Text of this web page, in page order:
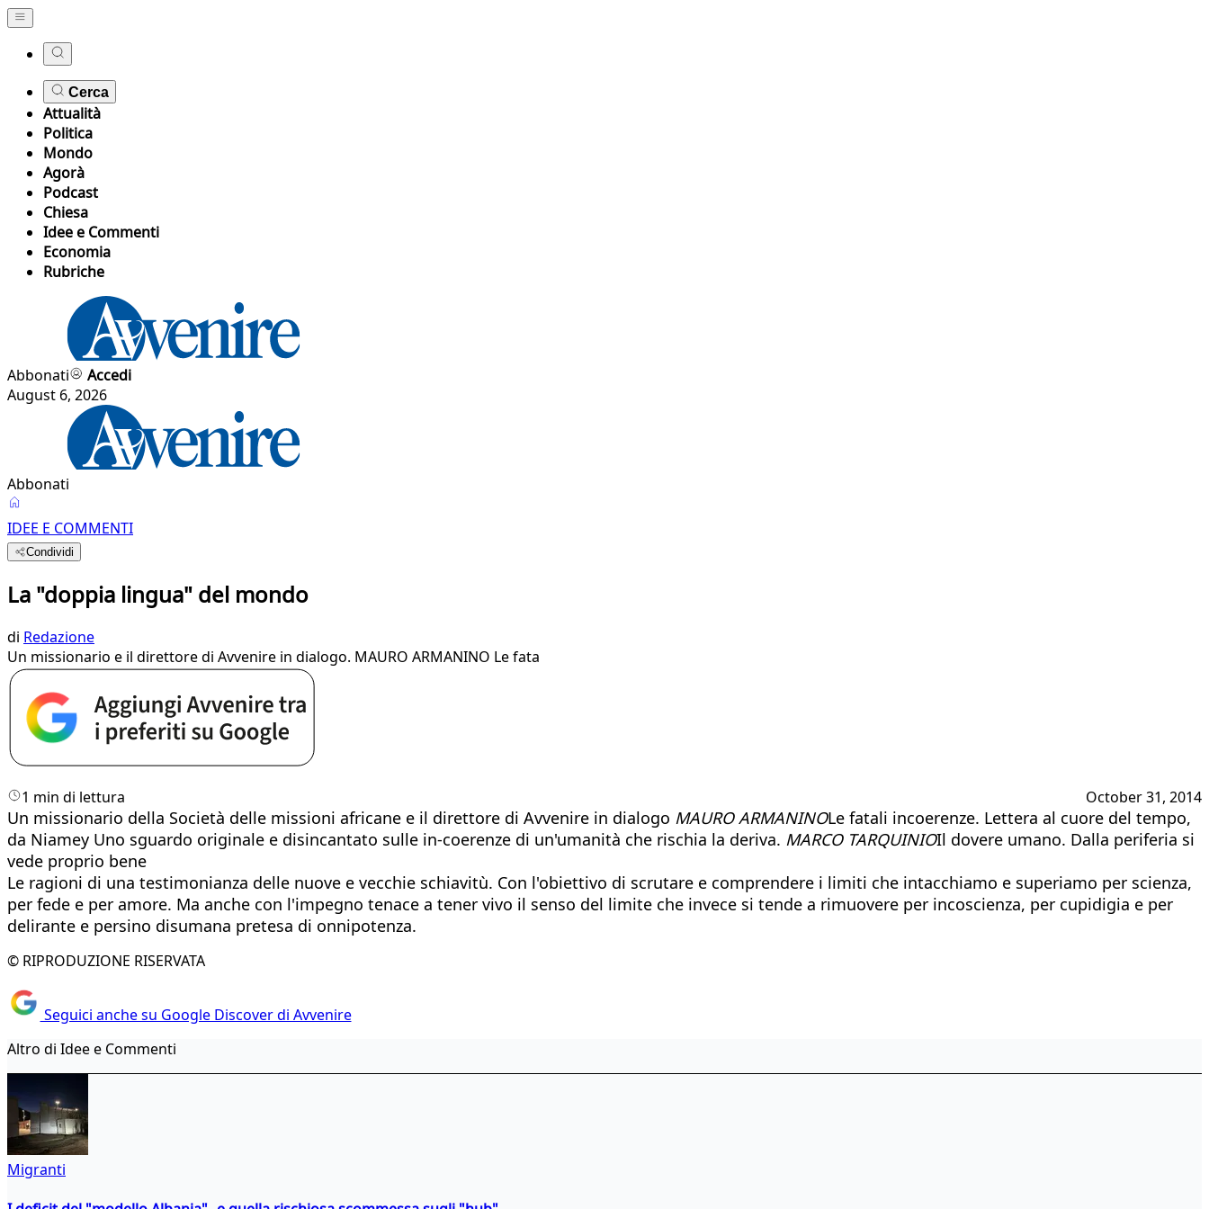
Cerca
Attualità
Politica
Mondo
Agorà
Podcast
Chiesa
Idee e Commenti
Economia
Rubriche
Abbonati
Accedi
August 6, 2026
Abbonati
IDEE E COMMENTI
Condividi
La "doppia lingua" del mondo
di Redazione
​Un missionario e il direttore di Avvenire in dialogo. MAURO ARMANINO Le fata
1 min di lettura October 31, 2014
​​Un missionario della Società delle missioni africane e il direttore di Avvenire in dialogo MAURO ARMANINOLe fatali incoerenze. Lettera al cuore del tempo,
da Niamey Uno sguardo originale e disincantato sulle in-coerenze di un'umanità che rischia la deriva. MARCO TARQUINIOIl dovere umano. Dalla periferia si
vede proprio bene
Le ragioni di una testimonianza delle nuove e vecchie schiavitù. Con l'obiettivo di scrutare e comprendere i limiti che intacchiamo e superiamo per scienza,
per fede e per amore. Ma anche con l'impegno tenace a tener vivo il senso del limite che invece si tende a rimuovere per incoscienza, per cupidigia e per
delirante e persino disumana pretesa di onnipotenza.
© RIPRODUZIONE RISERVATA
Seguici anche su Google Discover di Avvenire
Altro di Idee e Commenti
Migranti